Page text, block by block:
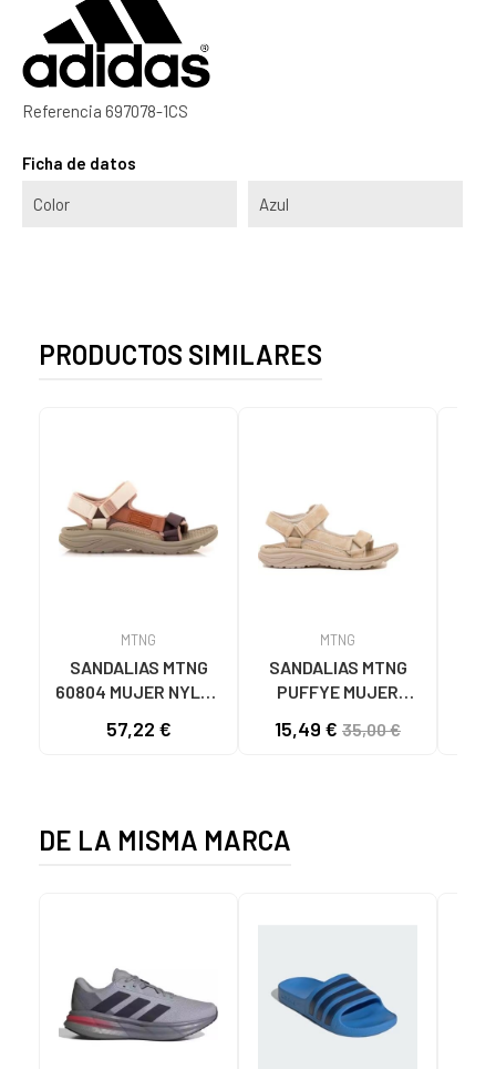
Referencia 697078-1CS
Ficha de datos
Color Azul
PRODUCTOS SIMILARES
MTNG
SANDALIAS MTNG
60804 MUJER NYLON
TAUPE C59615 - -
57,22 €
MTNG
SANDALIAS MTNG
PUFFYE MUJER
C60056 C60056 -
15,49 € 35,00 €
DE LA MISMA MARCA